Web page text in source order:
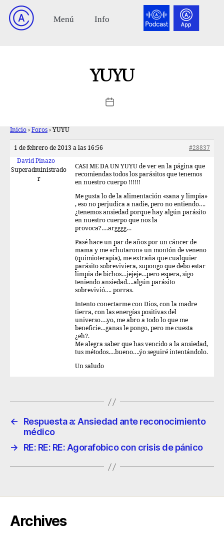
YUYU
Inicio › Foros › YUYU
1 de febrero de 2013 a las 16:56
#28837
David Pinazo
Superadministrado
r
CASI ME DA UN YUYU de ver en la página que
recomiendas todos los parásitos que tenemos
en nuestro cuerpo !!!!!!
Me gusta lo de la alimentación «sana y limpia»
, eso no perjudica a nadie, pero no entiendo….
¿tenemos ansiedad porque hay algún parásito
en nuestro cuerpo que nos la
provoca?….argggg…
Pasé hace un par de años por un cáncer de
mama y me «chutaron» un montón de veneno
(quimioterapia), me extraña que cualquier
parásito sobreviviera, supongo que debo estar
limpia de bichos…jejeje…pero espera, sigo
teniendo ansiedad….algún parásito
sobrevivió…. porras.
Intento conectarme con Dios, con la madre
tierra, con las energías positivas del
universo….yo, me abro a todo lo que me
beneficie…ganas le pongo, pero me cuesta
¿eh?.
Me alegra saber que has vencido a la ansiedad,
tus métodos….bueno….ýo seguiré intentándolo.
Un saludo
←
Respuesta a: Ansiedad ante reconocimiento
médico
→
RE: RE: RE: Agorafobico con crisis de pánico
Archives